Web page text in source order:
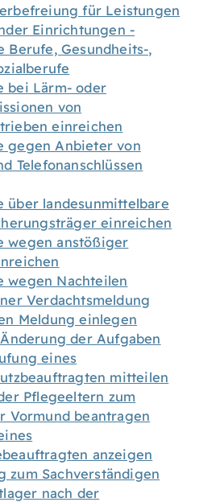
für Leistungen
Einrichtungen -
Berufe, Gesundheits-,
bei Lärm- oder
von
einreichen
gegen Anbieter von
Telefonanschlüssen
über landesunmittelbare
einreichen
wegen anstößiger
wegen Nachteilen
Verdachtsmeldung
Meldung einlegen
der Aufgaben
eines
mitteilen
Pflegeeltern zum
Vormund beantragen
anzeigen
zum Sachverständigen
nach der